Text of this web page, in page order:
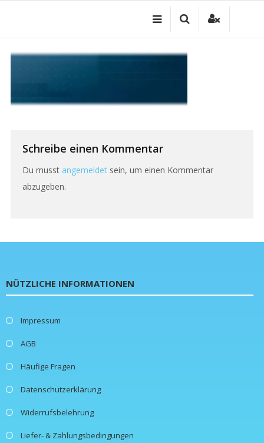
Schreibe einen Kommentar
Du musst angemeldetsein, um einen Kommentar
abzugeben.
NÜTZLICHE INFORMATIONEN
Impressum
AGB
Häufige Fragen
Datenschutzerklärung
Widerrufsbelehrung
Liefer- & Zahlungsbedingungen